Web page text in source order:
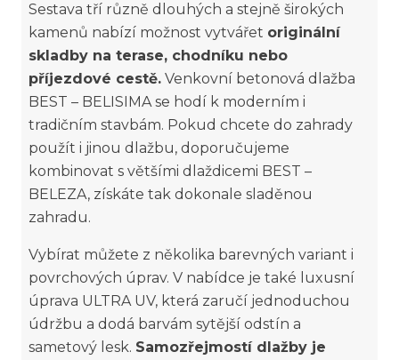
Sestava tří různě dlouhých a stejně širokých
kamenů nabízí možnost vytvářet originální
skladby na terase, chodníku nebo
příjezdové cestě. Venkovní betonová dlažba
BEST – BELISIMA se hodí k moderním i
tradičním stavbám. Pokud chcete do zahrady
použít i jinou dlažbu, doporučujeme
kombinovat s většími dlaždicemi BEST –
BELEZA, získáte tak dokonale sladěnou
zahradu.
Vybírat můžete z několika barevných variant i
povrchových úprav. V nabídce je také luxusní
úprava ULTRA UV, která zaručí jednoduchou
údržbu a dodá barvám sytější odstín a
sametový lesk. Samozřejmostí dlažby je